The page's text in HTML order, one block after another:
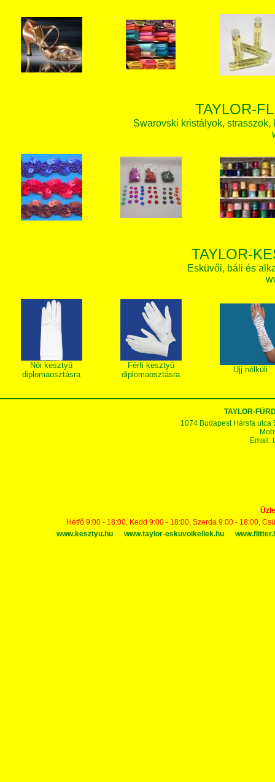
TAYLOR-
Swarovski kristályok,
TAYLOR-
Esküvői, báli és
Női kesztyű
diplomaosztásra
Férfi kesztyű
diplomaosztásra
Ujj nélküli
TAYLOR-
1074 Budapest Hársfa utca
Email:
Hétfő 9:00 - 18:00, Kedd 9:00 - 18:00, Szerda 9:00 - 18:00,
www.kesztyu.hu
www.taylor-eskuvoikellek.hu